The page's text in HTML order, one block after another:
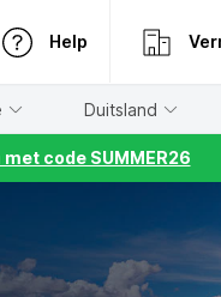
Help
Duitsland
code SUMMER26